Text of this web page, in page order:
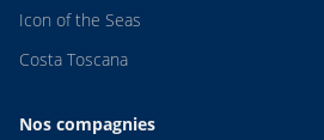
Icon of the Seas
Costa Toscana
Nos compagnies